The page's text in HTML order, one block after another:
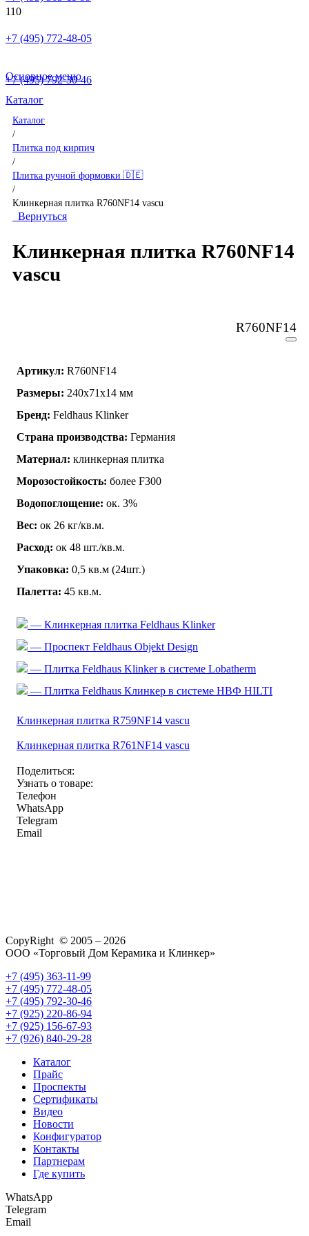
+7 (495) 772-48-05
+7 (495) 792-30-46
Основное меню
Каталог
Каталог
/
Плитка под кирпич
/
Плитка ручной формовки 🇩🇪
/
Клинкерная плитка R760NF14 vascu
Вернуться
Клинкерная плитка R760NF14
vascu
R760NF14
Артикул: R760NF14
Размеры: 240x71x14 мм
Бренд: Feldhaus Klinker
Страна производства: Германия
Материал: клинкерная плитка
Морозостойкость: более F300
Водопоглощение: ок. 3%
Вес: ок 26 кг/кв.м.
Расход: ок 48 шт./кв.м.
Упаковка: 0,5 кв.м (24шт.)
Палетта: 45 кв.м.
— Клинкерная плитка Feldhaus Klinker
— Проспект Feldhaus Objekt Design
— Плитка Feldhaus Klinker в системе Lobatherm
— Плитка Feldhaus Клинкер в системе НВФ HILTI
Клинкерная плитка R759NF14 vascu
Клинкерная плитка R761NF14 vascu
Поделиться:
Узнать о товаре:
Телефон
WhatsApp
Telegram
Email
CopyRight © 2005 – 2026
ООО «Торговый Дом Керамика и Клинкер»
+7 (495) 363-11-99
+7 (495) 772-48-05
+7 (495) 792-30-46
+7 (925) 220-86-94
+7 (925) 156-67-93
+7 (926) 840-29-28
Каталог
Прайс
Проспекты
Сертификаты
Видео
Новости
Конфигуратор
Контакты
Партнерам
Где купить
WhatsApp
Telegram
Email